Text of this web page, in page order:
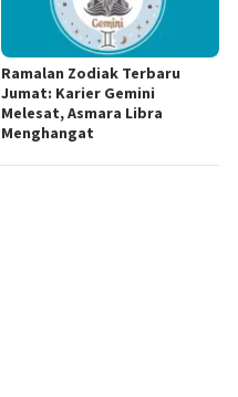
Ramalan Zodiak Terbaru
Jumat: Karier Gemini
Melesat, Asmara Libra
Menghangat